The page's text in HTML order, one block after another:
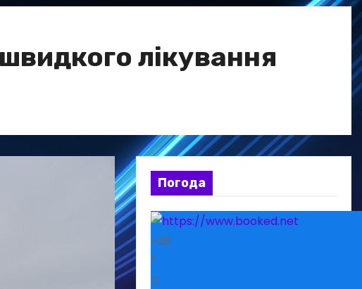
лікування
Погода
+38
°
C